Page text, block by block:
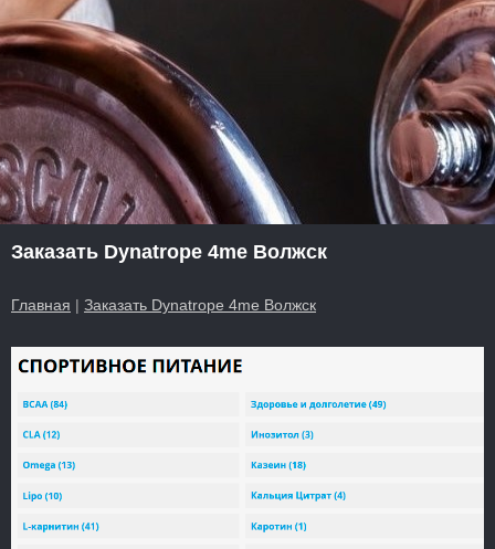
Заказать Dynatrope 4me Волжск
Главная | Заказать Dynatrope 4me Волжск